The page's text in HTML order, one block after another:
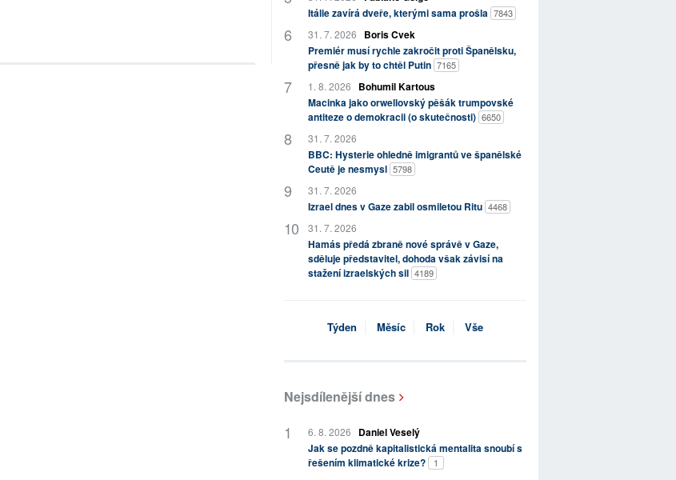
Itálie zavírá dveře, kterými sama prošla 7843
31. 7. 2026
Boris Cvek
Premiér musí rychle zakročit proti Španělsku,
přesně jak by to chtěl Putin 7165
1. 8. 2026
Bohumil Kartous
Macinka jako orwellovský pěšák trumpovské
antiteze o demokracii (o skutečnosti) 6650
31. 7. 2026
BBC: Hysterie ohledně imigrantů ve španělské
Ceutě je nesmysl 5798
31. 7. 2026
Izrael dnes v Gaze zabil osmiletou Ritu 4468
31. 7. 2026
Hamás předá zbraně nové správě v Gaze,
sděluje představitel, dohoda však závisí na
stažení izraelských sil 4189
Týden Měsíc Rok Vše
Nejsdílenější dnes
6. 8. 2026
Daniel Veselý
Jak se pozdně kapitalistická mentalita snoubí s
řešením klimatické krize?
1